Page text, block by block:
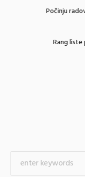
Počinju
Rang